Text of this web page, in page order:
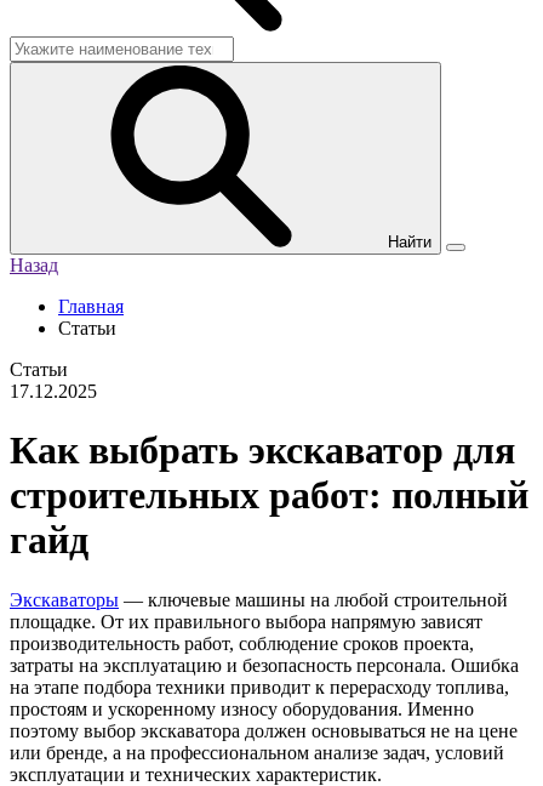
Найти
Назад
Главная
Статьи
Статьи
17.12.2025
Как выбрать экскаватор для
строительных работ: полный
гайд
Экскаваторы — ключевые машины на любой строительной
площадке. От их правильного выбора напрямую зависят
производительность работ, соблюдение сроков проекта,
затраты на эксплуатацию и безопасность персонала. Ошибка
на этапе подбора техники приводит к перерасходу топлива,
простоям и ускоренному износу оборудования. Именно
поэтому выбор экскаватора должен основываться не на цене
или бренде, а на профессиональном анализе задач, условий
эксплуатации и технических характеристик.